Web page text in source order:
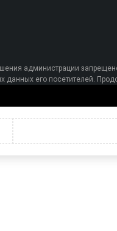
администрации
данных его посетителей.